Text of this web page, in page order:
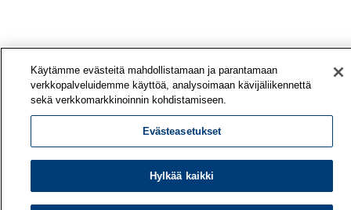
Käytämme evästeitä mahdollistamaan ja parantamaan
verkkopalveluidemme käyttöä, analysoimaan kävijäliikennettä
sekä verkkomarkkinoinnin kohdistamiseen.
Evästeasetukset
Hylkää kaikki